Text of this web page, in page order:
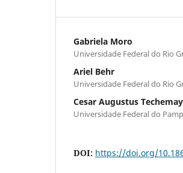
Gabriela Moro
Universidade Federal do Rio
Ariel Behr
Universidade Federal do Rio
Cesar Augustus
Universidade Federal do
DOI: https://doi.org/